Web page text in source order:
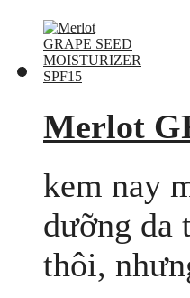
Merlot
kem nay
dưỡng da
thôi,